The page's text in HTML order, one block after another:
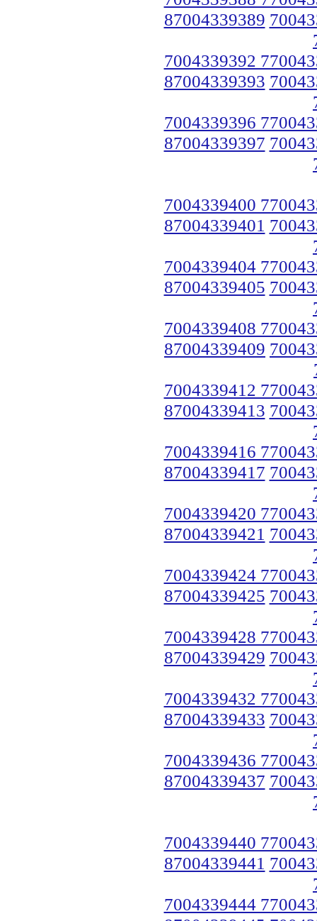
87004339389
7004339392
87004339393
7004339396
87004339397
7004339400
87004339401
7004339404
87004339405
7004339408
87004339409
7004339412
87004339413
7004339416
87004339417
7004339420
87004339421
7004339424
87004339425
7004339428
87004339429
7004339432
87004339433
7004339436
87004339437
7004339440
87004339441
7004339444